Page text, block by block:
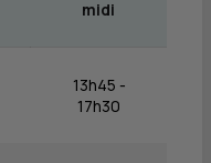
midi
13h45 -
17h30